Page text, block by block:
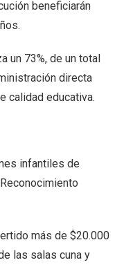
beneficiarán
un 73%, de un total
directa
calidad educativa.
infantiles de
más de $20.000
las salas cuna y